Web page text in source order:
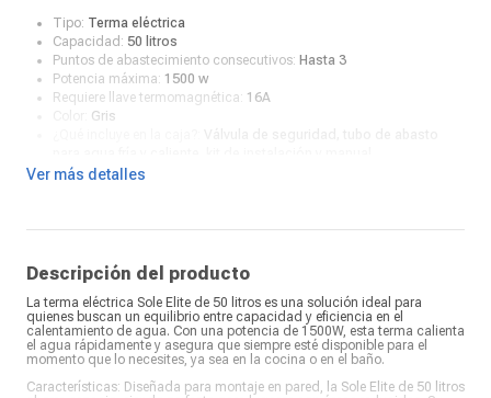
Tipo: Terma eléctrica
Capacidad: 50 litros
Puntos de abastecimiento consecutivos: Hasta 3
Potencia máxima: 1500 w
Requiere llave termomagnética: 16A
Gris
Ver más detalles
Descripción del producto
La terma eléctrica Sole Elite de 50 litros es una solución ideal para
quienes buscan un equilibrio entre capacidad y eficiencia en el
calentamiento de agua. Con una potencia de 1500W, esta terma calienta
el agua rápidamente y asegura que siempre esté disponible para el
momento que lo necesites, ya sea en la cocina o en el baño.
Características: Diseñada para montaje en pared, la Sole Elite de 50 litros